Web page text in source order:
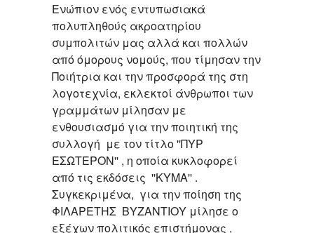
Ενώπιον ενός εντυπωσιακά
πολυπληθούς ακροατηρίου
συμπολιτών μας αλλά και πολλών
από όμορους νομούς, που τίμησαν την
Ποιήτρια και την προσφορά της στη
λογοτεχνία, εκλεκτοί άνθρωποι των
γραμμάτων μίλησαν με
ενθουσιασμό για την ποιητική της
συλλογή με τον τίτλο ''ΠΥΡ
ΕΣΩΤΕΡΟΝ'' , η οποία κυκλοφορεί
από τις εκδόσεις ''ΚΥΜΑ'' .
Συγκεκριμένα, για την ποίηση της
ΦΙΛΑΡΕΤΗΣ ΒΥΖΑΝΤΙΟΥ μίλησε ο
εξέχων πολιτικός επιστήμονας ,